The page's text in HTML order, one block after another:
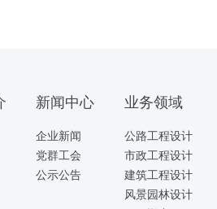
新闻中心
企业新闻
党群工会
公示公告
业务领域
公路工程设计
市政工程设计
建筑工程设计
风景园林设计